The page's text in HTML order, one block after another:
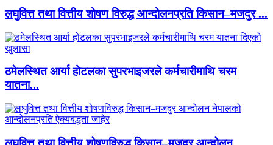
लघुवित्त तथा वित्तीय शोषण विरुद्ध आन्दोलनप्रति किसान–मजदुर ...
ठमेलस्थित आर्या होटलका सुपरभाइजरले कर्मचारीमाथि चरम
यातना...